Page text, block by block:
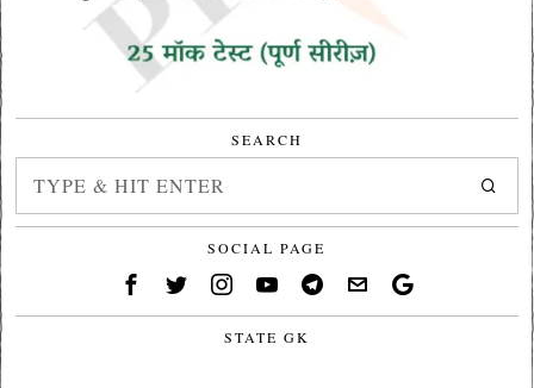
SEARCH
SOCIAL PAGE
STATE GK